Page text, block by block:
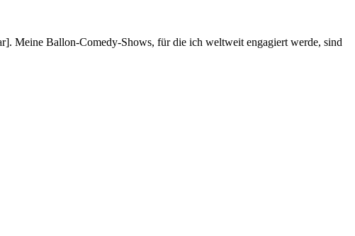
Meine Ballon-Comedy-Shows, für die ich weltweit engagiert werde, sind